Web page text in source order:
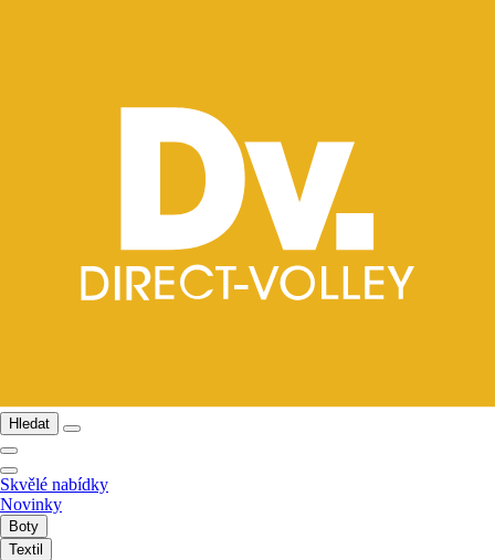
Hledat
Skvělé nabídky
Novinky
Boty
Textil